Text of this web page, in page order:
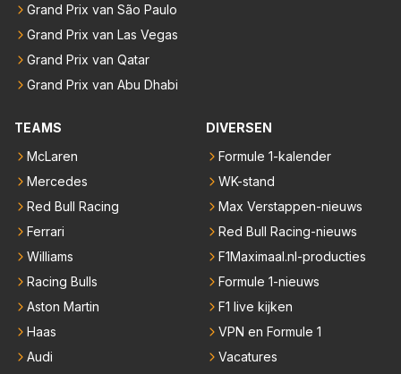
Grand Prix van São Paulo
Grand Prix van Las Vegas
Grand Prix van Qatar
Grand Prix van Abu Dhabi
TEAMS
McLaren
Mercedes
Red Bull Racing
Ferrari
Williams
Racing Bulls
Aston Martin
Haas
Audi
DIVERSEN
Formule 1-kalender
WK-stand
Max Verstappen-nieuws
Red Bull Racing-nieuws
F1Maximaal.nl-producties
Formule 1-nieuws
F1 live kijken
VPN en Formule 1
Vacatures